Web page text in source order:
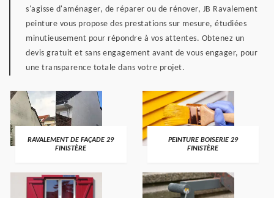
s'agisse d'aménager, de réparer ou de rénover, JB Ravalement
peinture vous propose des prestations sur mesure, étudiées
minutieusement pour répondre à vos attentes. Obtenez un
devis gratuit et sans engagement avant de vous engager, pour
une transparence totale dans votre projet.
RAVALEMENT DE FAÇADE 29
FINISTÈRE
PEINTURE BOISERIE 29
FINISTÈRE